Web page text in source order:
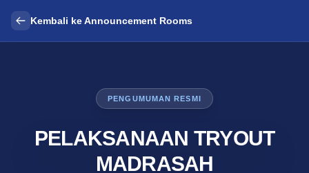
Kembali ke Announcement Rooms
PENGUMUMAN RESMI
PELAKSANAAN TRYOUT
MADRASAH